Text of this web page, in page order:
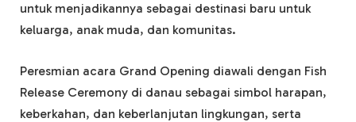
untuk menjadikannya sebagai destinasi baru untuk
keluarga, anak muda, dan komunitas.
Peresmian acara Grand Opening diawali dengan Fish
Release Ceremony di danau sebagai simbol harapan,
keberkahan, dan keberlanjutan lingkungan, serta